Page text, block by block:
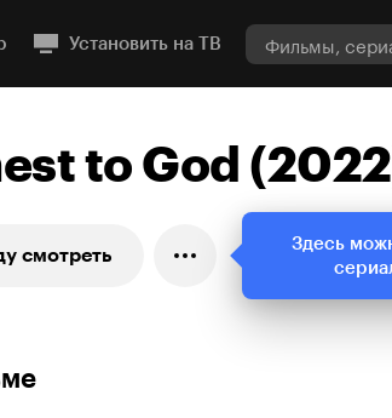
Установить на ТВ
to God
смотреть
Здесь